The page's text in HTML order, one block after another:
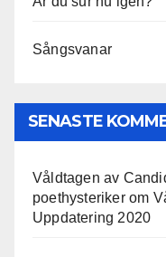
Sångsvanar
SENASTE
Våldtagen av
poethysterikerom
Uppdatering 2020